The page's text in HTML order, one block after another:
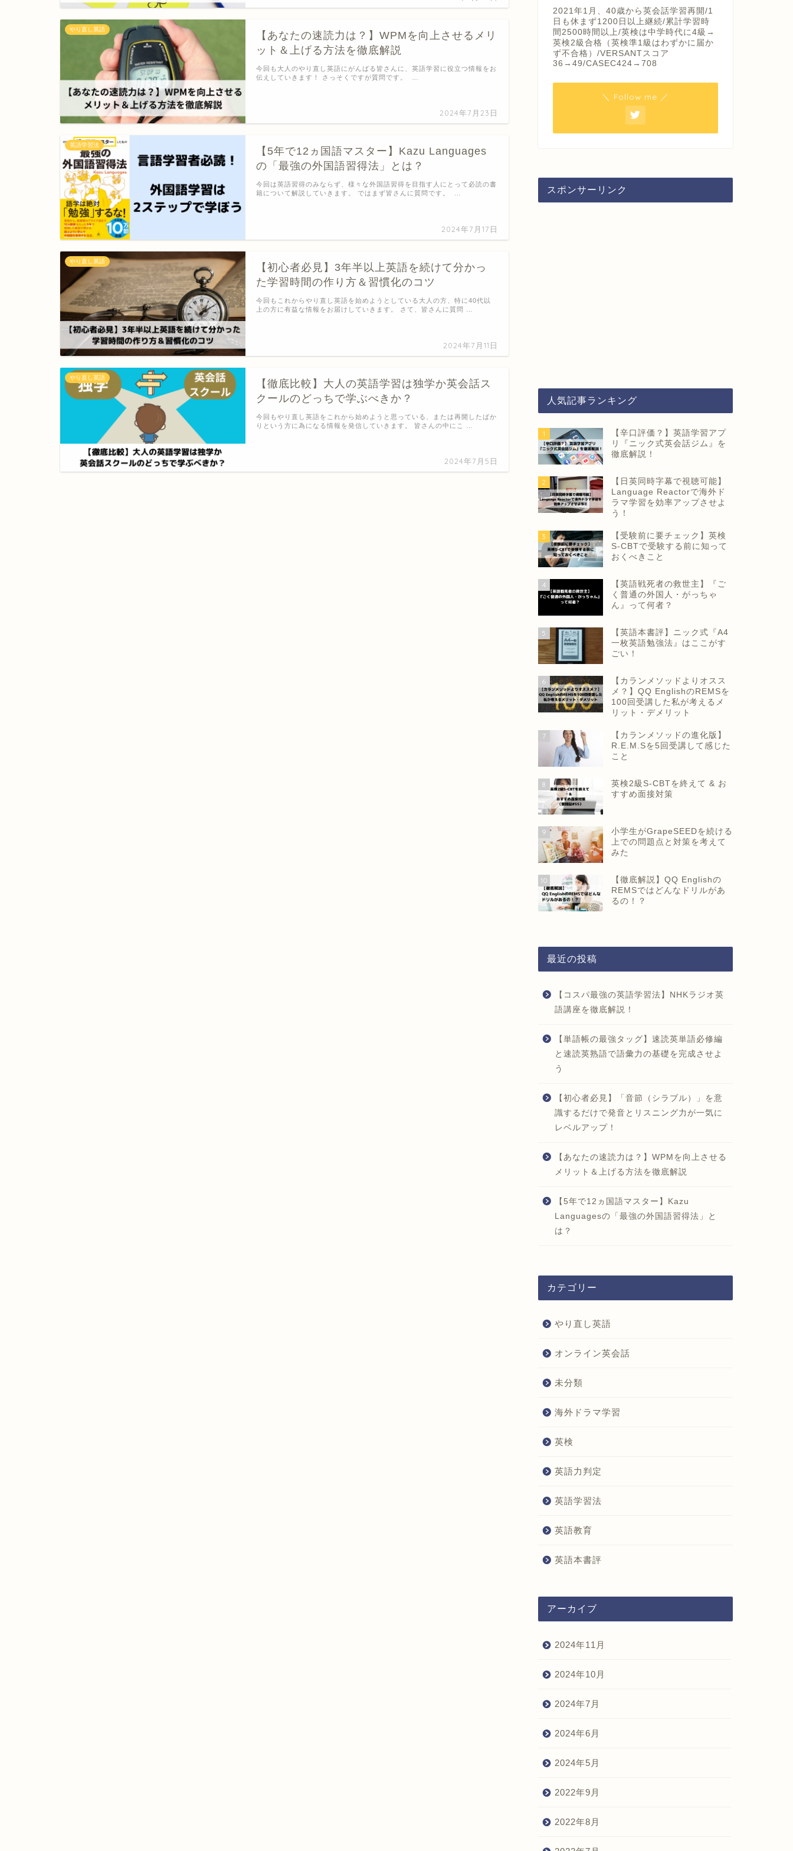
やり直し英語
【あなたの速読力は？】WPMを向上させるメリ
ット＆上げる方法を徹底解説
2024年7月23日
今回も大人のやり直し英語にがんばる皆さんに、英語学習に役立つ情報をお
伝えしていきます！ さっそくですが質問です。 …
英語学習法
【5年で12ヵ国語マスター】Kazu Languages
の「最強の外国語習得法」とは？
2024年7月17日
今回は英語習得のみならず、様々な外国語習得を目指す人にとって必読の書
籍について解説していきます。 ではまず皆さんに質問です。 …
やり直し英語
【初心者必見】3年半以上英語を続けて分かっ
た学習時間の作り方＆習慣化のコツ
2024年7月11日
今回もこれからやり直し英語を始めようとしている大人の方、特に40代以
上の方に有益な情報をお届けしていきます。 さて、皆さんに質問 …
やり直し英語
【徹底比較】大人の英語学習は独学か英会話ス
クールのどっちで学ぶべきか？
2024年7月5日
今回もやり直し英語をこれから始めようと思っている、または再開したばか
りという方に為になる情報を発信していきます。 皆さんの中にこ …
2021年1月、40歳から英会話学習再開/1
日も休まず1200日以上継続/累計学習時
間2500時間以上/英検は中学時代に4級→
英検2級合格（英検準1級はわずかに届か
ず不合格）/VERSANTスコア
36→49/CASEC424→708
＼ Follow me ／
スポンサーリンク
人気記事ランキング
1
【辛口評価？】英語学習アプ
リ『ニック式英会話ジム』を
徹底解説！
2
【日英同時字幕で視聴可能】
Language Reactorで海外ド
ラマ学習を効率アップさせよ
う！
3
【受験前に要チェック】英検
S-CBTで受験する前に知って
おくべきこと
4
【英語戦死者の救世主】『ご
く普通の外国人・がっちゃ
ん』って何者？
5
【英語本書評】ニック式『A4
一枚英語勉強法』はここがす
ごい！
6
【カランメソッドよりオスス
メ？】QQ EnglishのREMSを
100回受講した私が考えるメ
リット・デメリット
7
【カランメソッドの進化版】
R.E.M.Sを5回受講して感じた
こと
8
英検2級S-CBTを終えて & お
すすめ面接対策
9
小学生がGrapeSEEDを続ける
上での問題点と対策を考えて
みた
10
【徹底解説】QQ Englishの
REMSではどんなドリルがあ
るの！？
最近の投稿
【コスパ最強の英語学習法】NHKラジオ英
語講座を徹底解説！
【単語帳の最強タッグ】速読英単語必修編
と速読英熟語で語彙力の基礎を完成させよ
う
【初心者必見】「音節（シラブル）」を意
識するだけで発音とリスニング力が一気に
レベルアップ！
【あなたの速読力は？】WPMを向上させる
メリット＆上げる方法を徹底解説
【5年で12ヵ国語マスター】Kazu
Languagesの「最強の外国語習得法」と
は？
カテゴリー
やり直し英語
オンライン英会話
未分類
海外ドラマ学習
英検
英語力判定
英語学習法
英語教育
英語本書評
アーカイブ
2024年11月
2024年10月
2024年7月
2024年6月
2024年5月
2022年9月
2022年8月